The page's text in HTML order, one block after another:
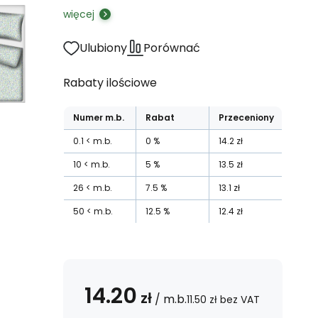
więcej
Ulubiony Porównać
Rabaty ilościowe
Numer m.b. Rabat
Przeceniony
0.1
m.b. 0 % 14.2 zł
10
m.b. 5 % 13.5 zł
26
m.b. 7.5 % 13.1 zł
50
m.b. 12.5 % 12.4 zł
14.20 zł / m.b.11.50 zł bez VAT